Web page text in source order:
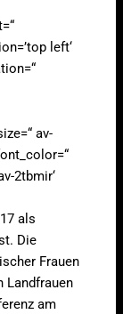
left‘
av-
2tbmir‘
als
Die
Frauen
Landfrauen
am